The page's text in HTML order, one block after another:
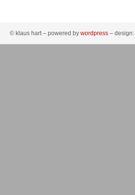
© klaus hart – powered by wordpress – design: